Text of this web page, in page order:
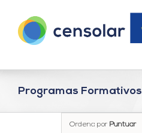
contenido
Programas Formativos
Ordena por Puntuar